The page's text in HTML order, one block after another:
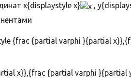
x{displaystyle x} ,
{frac {partial varphi }{partial